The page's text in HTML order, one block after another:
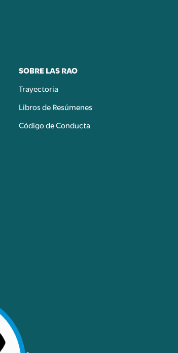
SOBRE LAS RAO
Trayectoria
Libros de Resúmenes
Código de Conducta